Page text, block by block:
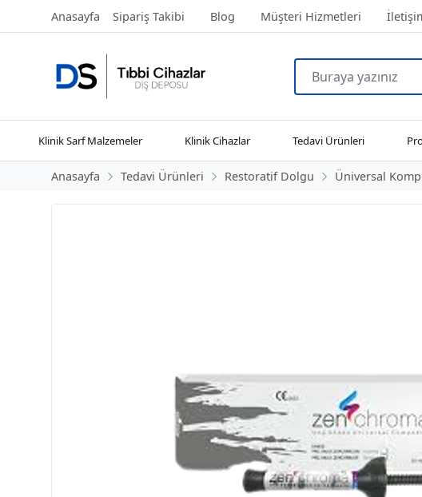
Anasayfa Sipariş Takibi Blog Müşteri Hizmetleri
Klinik Sarf Malzemeler Klinik Cihazlar Tedavi Ürünleri
Anasayfa Tedavi Ürünleri Restoratif Dolgu Üniversal